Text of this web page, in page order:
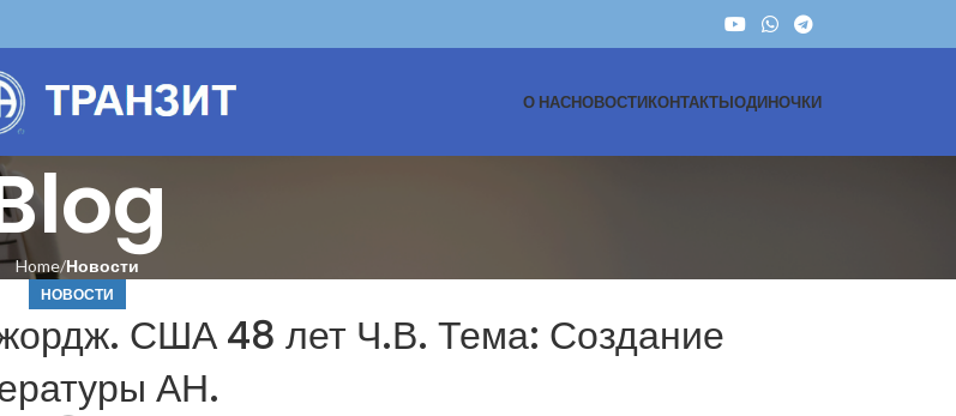
О НАСНОВОСТИКОНТАКТЫОДИНОЧКИ
Home Новости
НОВОСТИ
США 48 лет Ч.В. Тема: Создание
АН.